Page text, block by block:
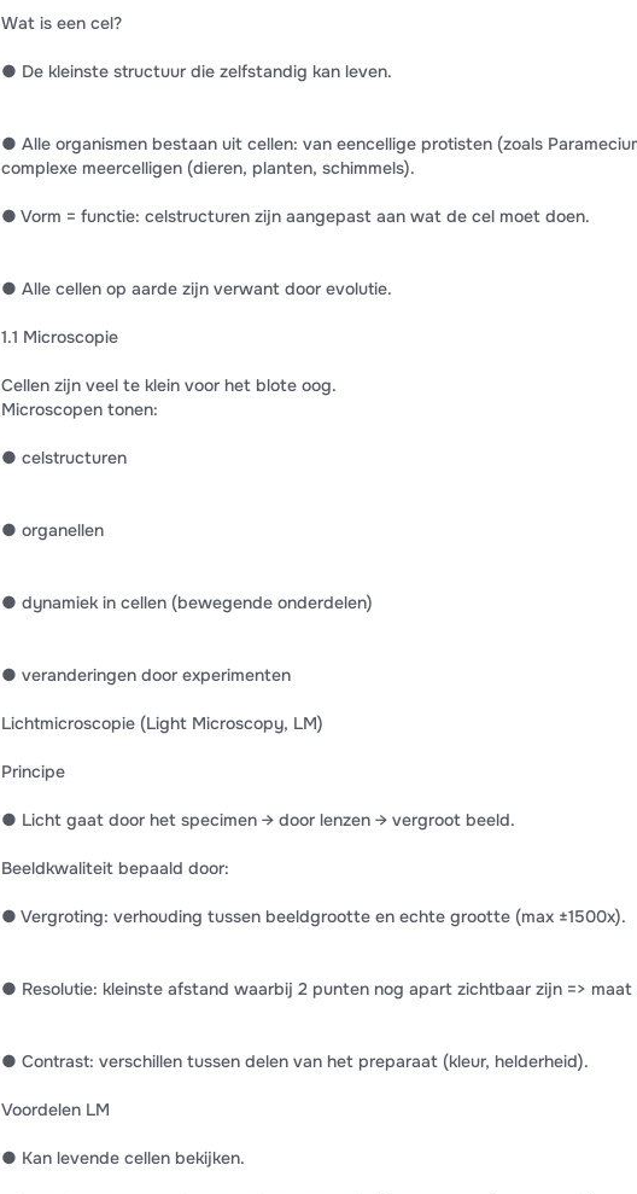
Wat is een cel?
● De kleinste structuur die zelfstandig kan leven.
● Alle organismen bestaan uit cellen: van eencellige protisten (zoals
complexe meercelligen (dieren, planten, schimmels).
● Vorm = functie: celstructuren zijn aangepast aan wat de cel moet doen.
● Alle cellen op aarde zijn verwant door evolutie.
1.1 Microscopie
Cellen zijn veel te klein voor het blote oog.
Microscopen tonen:
● celstructuren
● organellen
● dynamiek in cellen (bewegende onderdelen)
● veranderingen door experimenten
Lichtmicroscopie (Light Microscopy, LM)
Principe
● Licht gaat door het specimen → door lenzen → vergroot beeld.
Beeldkwaliteit bepaald door:
● Vergroting: verhouding tussen beeldgrootte en echte grootte (max ±1500x).
● Resolutie: kleinste afstand waarbij 2 punten nog apart zichtbaar zijn => maat
● Contrast: verschillen tussen delen van het preparaat (kleur, helderheid).
Voordelen LM
● Kan levende cellen bekijken.